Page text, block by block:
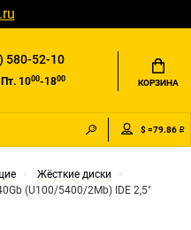
580-52-10
1000-1800 КОРЗИНА
$ =79.86 ₽
Жёсткие диски
(U100/5400/2Mb) IDE 2,5"